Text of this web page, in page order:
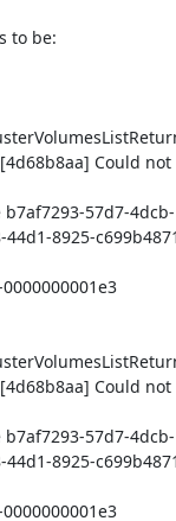
to be:
Could not
57d7-
8925-
Could not
57d7-
8925-